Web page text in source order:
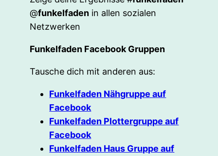
@funkelfaden in allen sozialen
Netzwerken
Funkelfaden Facebook Gruppen
Tausche dich mit anderen aus:
Funkelfaden Nähgruppe auf
Facebook
Funkelfaden Plottergruppe auf
Facebook
Funkelfaden Haus Gruppe auf